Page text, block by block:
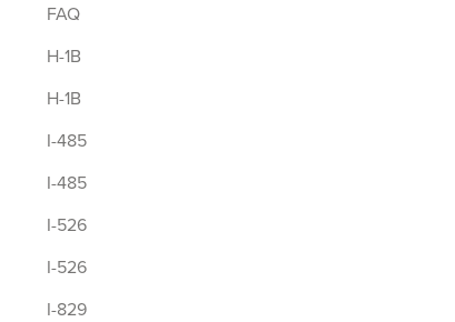
FAQ
H-1B
H-1B
I-485
I-485
I-526
I-526
I-829